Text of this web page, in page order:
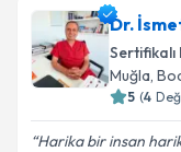
Dr.
Muğla,
5 (4
Harika bir insan